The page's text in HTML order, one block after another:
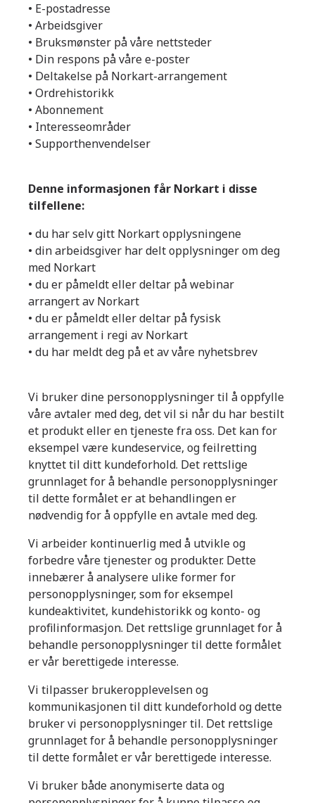
• E-postadresse
• Arbeidsgiver
• Bruksmønster på våre nettsteder
• Din respons på våre e-poster
• Deltakelse på Norkart-arrangement
• Ordrehistorikk
• Abonnement
• Interesseområder
• Supporthenvendelser
Denne informasjonen får Norkart i disse
tilfellene:
• du har selv gitt Norkart opplysningene
• din arbeidsgiver har delt opplysninger om deg
med Norkart
• du er påmeldt eller deltar på webinar
arrangert av Norkart
• du er påmeldt eller deltar på fysisk
arrangement i regi av Norkart
• du har meldt deg på et av våre nyhetsbrev
Vi bruker dine personopplysninger til å oppfylle
våre avtaler med deg, det vil si når du har bestilt
et produkt eller en tjeneste fra oss. Det kan for
eksempel være kundeservice, og feilretting
knyttet til ditt kundeforhold. Det rettslige
grunnlaget for å behandle personopplysninger
til dette formålet er at behandlingen er
nødvendig for å oppfylle en avtale med deg.
Vi arbeider kontinuerlig med å utvikle og
forbedre våre tjenester og produkter. Dette
innebærer å analysere ulike former for
personopplysninger, som for eksempel
kundeaktivitet, kundehistorikk og konto- og
profilinformasjon. Det rettslige grunnlaget for å
behandle personopplysninger til dette formålet
er vår berettigede interesse.
Vi tilpasser brukeropplevelsen og
kommunikasjonen til ditt kundeforhold og dette
bruker vi personopplysninger til. Det rettslige
grunnlaget for å behandle personopplysninger
til dette formålet er vår berettigede interesse.
Vi bruker både anonymiserte data og